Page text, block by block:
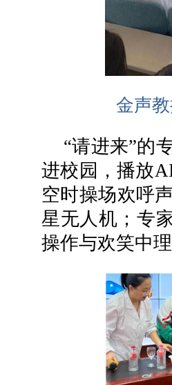
金声
“请进来”的
进校园，播放
空时操场欢呼
星无人机；专
操作与欢笑中